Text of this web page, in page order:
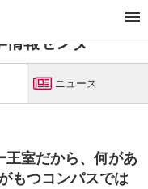
学情報センター ニュース
情報センター
ニュース
室だから、何があ
もつコンパスでは